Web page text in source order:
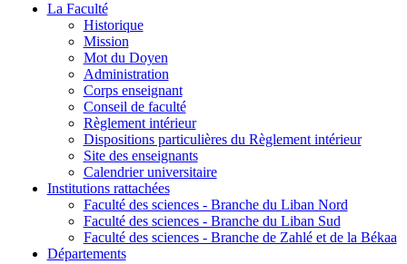
La Faculté
Historique
Mission
Mot du Doyen
Administration
Corps enseignant
Conseil de faculté
Règlement intérieur
Dispositions particulières du Règlement intérieur
Site des enseignants
Calendrier universitaire
Institutions rattachées
Faculté des sciences - Branche du Liban Nord
Faculté des sciences - Branche du Liban Sud
Faculté des sciences - Branche de Zahlé et de la Békaa
Départements